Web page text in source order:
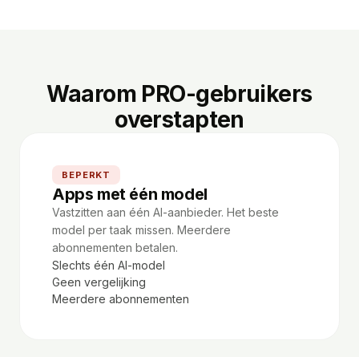
Waarom PRO-gebruikers
overstapten
BEPERKT
Apps met één model
Vastzitten aan één AI-aanbieder. Het beste
model per taak missen. Meerdere
abonnementen betalen.
Slechts één AI-model
Geen vergelijking
Meerdere abonnementen